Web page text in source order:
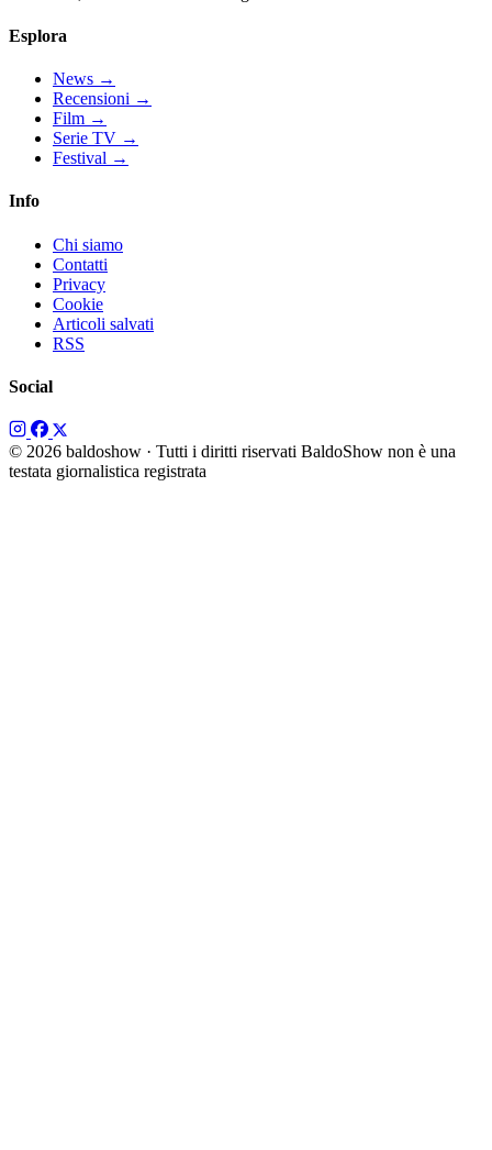
Esplora
News →
Recensioni →
Film →
Serie TV →
Festival →
Info
Chi siamo
Contatti
Privacy
Cookie
Articoli salvati
RSS
Social
© 2026 baldoshow · Tutti i diritti riservati BaldoShow non è una
testata giornalistica registrata